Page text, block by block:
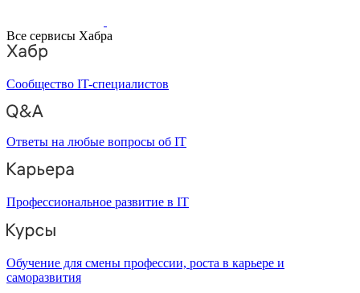
Все сервисы Хабра
Сообщество IT-специалистов
Ответы на любые вопросы об IT
Профессиональное развитие в IT
Обучение для смены профессии, роста в карьере и
саморазвития